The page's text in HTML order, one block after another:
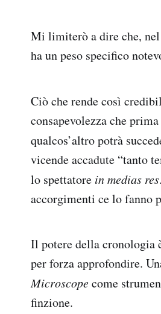
Mi limiterò a dire che, nel
ha un peso specifico
Ciò che rende così
consapevolezza che
qualcos’altro potrà
vicende accadute “tanto
lo spettatore in medias res
accorgimenti ce lo fanno
Il potere della cronologia
per forza approfondire.
Microscopecome
finzione.